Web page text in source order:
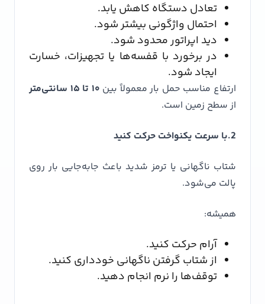
تعادل دستگاه کاهش یابد.
احتمال واژگونی بیشتر شود.
دید اپراتور محدود شود.
در برخورد با قفسه‌ها یا تجهیزات، خسارت
ایجاد شود.
ارتفاع مناسب حمل بار معمولاً بین ۱۰ تا ۱۵ سانتی‌متر
از سطح زمین است.
2.با سرعت یکنواخت حرکت کنید
شتاب ناگهانی یا ترمز شدید باعث جابه‌جایی بار روی
پالت می‌شود.
همیشه:
آرام حرکت کنید.
از شتاب گرفتن ناگهانی خودداری کنید.
توقف‌ها را نرم انجام دهید.